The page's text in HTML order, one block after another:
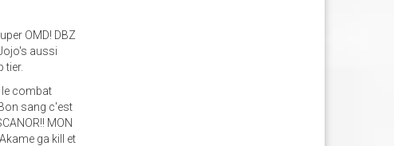
OMD! DBZ
aussi
tier.
le combat
sang c'est
MON
ga kill et